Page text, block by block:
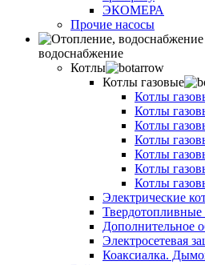
ЭКОМЕРА
Прочие насосы
водоснабжение
Котлы
Котлы газовые
Котлы
Котлы
Котлы
Котлы
Котлы
Котлы
Котлы
Электрические
Твердотопливные
Дополнительное
Электросетевая
Коаксиалка.